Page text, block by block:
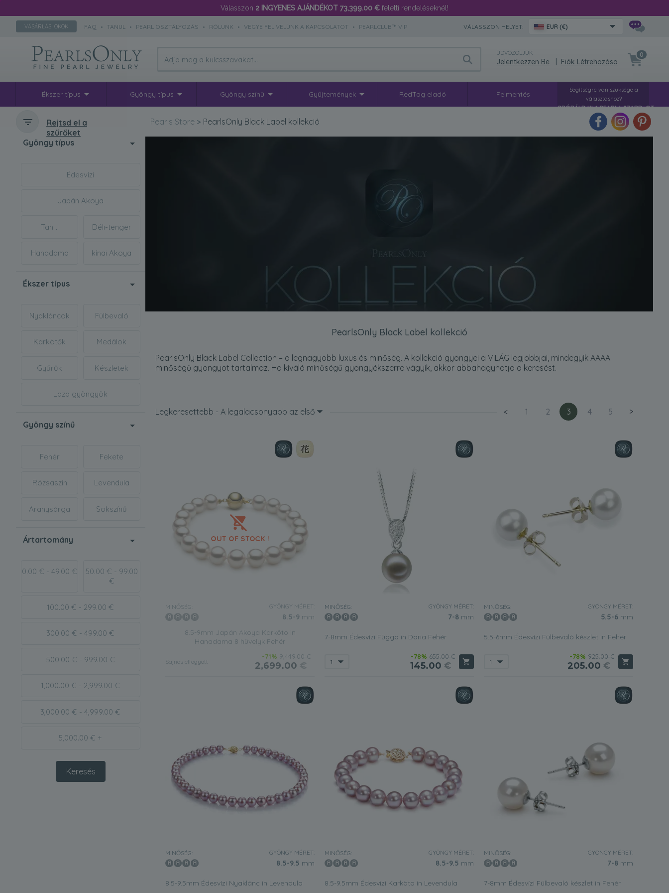
Válasszon 2 INGYENES AJÁNDÉKOT 73,399.00 € feletti rendeléseknél!
VÁSÁRLÁSI OKOK FAQ • TANUL • PEARL OSZTÁLYOZÁS • RÓLUNK • VEGYE FEL VELÜNK A KAPCSOLATOT • PEARLCLUB™ VIP VÁLASSZON HELYET: EUR (€)
ÜDVÖZÖLJÜK
Jelentkezzen Be Fiók Létrehozása
0
Ékszer típus Gyöngy típus Gyöngy színű Gyűjtemények RedTag eladó Felmentés
Segítségre van szüksége a
választáshoz?
PRÓBÁLD KI A PEARL WIZARD-OT
Gyöngy típus
Édesvízi
Japán Akoya
Tahiti Déli-tenger
Hanadama kínai Akoya
Ékszer típus
Nyakláncok Fülbevaló
Karkötők Medálok
Gyűrűk Készletek
Laza gyöngyök
Gyöngy színű
Fehér Fekete
Rózsaszín Levendula
Aranysárga Sokszínű
Ártartomány
0.00 € - 49.00 €
50.00 € - 99.00
€
100.00 € - 299.00 €
300.00 € - 499.00 €
500.00 € - 999.00 €
1,000.00 € - 2,999.00 €
3,000.00 € - 4,999.00 €
5,000.00 € +
Rejtsd el a
szűrőket
Pearls Store > PearlsOnly Black Label kollekció
PearlsOnly Black Label kollekció
PearlsOnly Black Label Collection – a legnagyobb luxus és minőség. A kollekció gyöngyei a VILÁG legjobbjai, mindegyik AAAA
minőségű gyöngyöt tartalmaz. Ha kiváló minőségű gyöngyékszerre vágyik, akkor abbahagyhatja a keresést.
Legkeresettebb - A legalacsonyabb az első < 1 2 3 4 5 >
MINŐSÉG: GYÖNGY MÉRET:
8.5-9 mm
8.5-9mm Japán Akoya Karköto in
Hanadama 8 hüvelyk Fehér
Sajnos elfogyott
-71% 9,449.00 €
2,699.00 €
MINŐSÉG: GYÖNGY MÉRET:
7-8 mm
7-8mm Édesvízi Függo in Daria Fehér
-78% 655.00 €
145.00 €
MINŐSÉG: GYÖNGY MÉRET:
5.5-6 mm
5.5-6mm Édesvízi Fülbevaló készlet in Fehér
-78% 925.00 €
205.00 €
MINŐSÉG: GYÖNGY MÉRET:
8.5-9.5 mm
8.5-9.5mm Édesvízi Nyaklánc in Levendula
MINŐSÉG: GYÖNGY MÉRET:
8.5-9.5 mm
8.5-9.5mm Édesvízi Karköto in Levendula
MINŐSÉG: GYÖNGY MÉRET:
7-8 mm
7-8mm Édesvízi Fülbevaló készlet in Fehér